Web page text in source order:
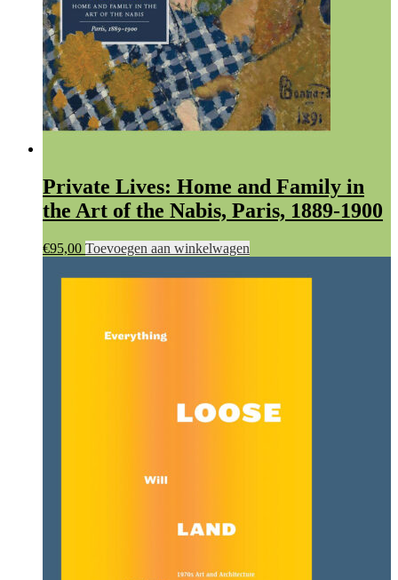
Private Lives: Home and Family in
the Art of the Nabis, Paris, 1889-1900
€95,00 Toevoegen aan winkelwagen